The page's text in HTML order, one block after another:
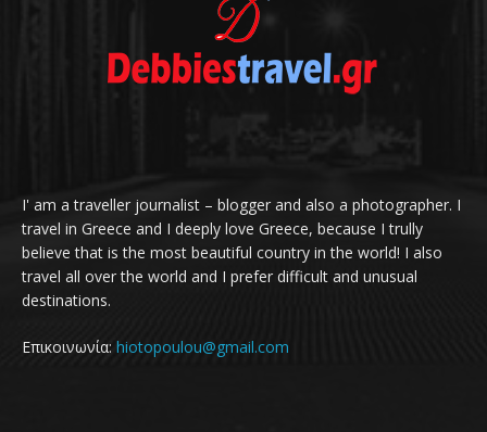
I' am a traveller journalist – blogger and also a photographer. I
travel in Greece and I deeply love Greece, because I trully
believe that is the most beautiful country in the world! I also
travel all over the world and I prefer difficult and unusual
destinations.
Επικοινωνία: hiotopoulou@gmail.com